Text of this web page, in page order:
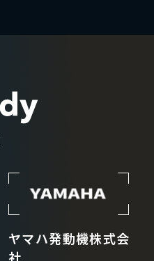
ヤマハ発動機株式会
社